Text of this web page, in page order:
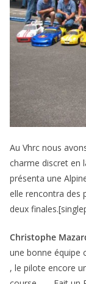
Au Vhrc nous
charme discret en
présenta une
elle rencontra des
deux
Christophe
une bonne équipe
, le pilote encore